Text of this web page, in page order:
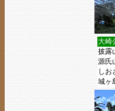
大崎
披露
源氏
しお
城ヶ